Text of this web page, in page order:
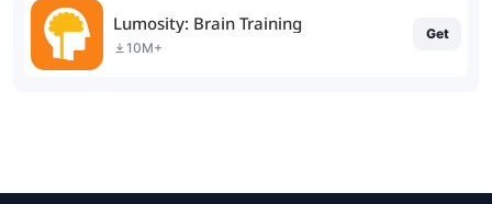
Lumosity: Brain Training
10M+
Get